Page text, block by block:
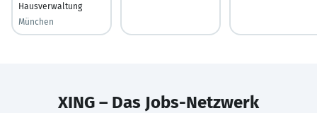
Hausverwaltung
München
XING – Das Jobs-Netzwerk